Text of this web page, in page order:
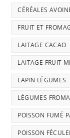
CÉRÉALES
FRUIT ET
LAITAGE CACAO
LAITAGE FRUIT
LAPIN LÉGUMES
LÉGUMES
POISSON FUMÉ
POISSON